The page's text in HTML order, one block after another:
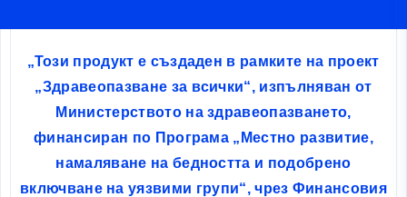
„Този продукт е създаден в рамките на проект
„Здравеопазване за всички“, изпълняван от
Министерството на здравеопазването,
финансиран по Програма „Местно развитие,
намаляване на бедността и подобрено
включване на уязвими групи“, чрез Финансовия